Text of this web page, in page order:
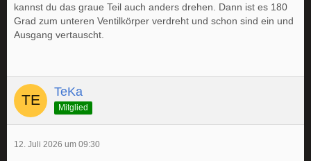
kannst du das graue Teil auch anders drehen. Dann ist es 180
Grad zum unteren Ventilkörper verdreht und schon sind ein und
Ausgang vertauscht.
TeKa
Mitglied
12. Juli 2026 um 09:30